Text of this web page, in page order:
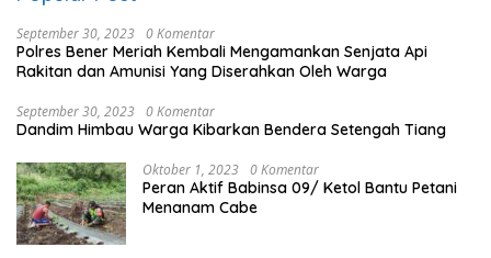
September 30, 2023 0 Komentar
Polres Bener Meriah Kembali Mengamankan Senjata Api
Rakitan dan Amunisi Yang Diserahkan Oleh Warga
September 30, 2023 0 Komentar
Dandim Himbau Warga Kibarkan Bendera Setengah Tiang
Oktober 1, 2023 0 Komentar
Peran Aktif Babinsa 09/ Ketol Bantu Petani
Menanam Cabe